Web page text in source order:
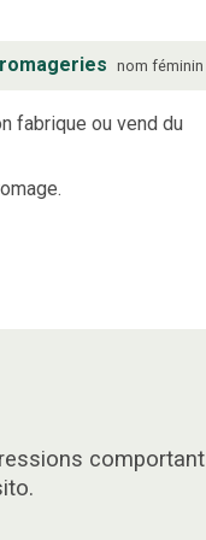
nom féminin
fabrique ou vend du